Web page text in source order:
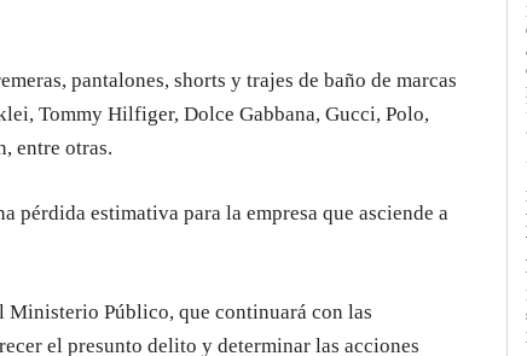
pantalones, shorts y trajes de baño de marcas
Tommy Hilfiger, Dolce Gabbana, Gucci, Polo,
entre otras.
pérdida estimativa para la empresa que asciende a
Ministerio Público, que continuará con las
el presunto delito y determinar las acciones